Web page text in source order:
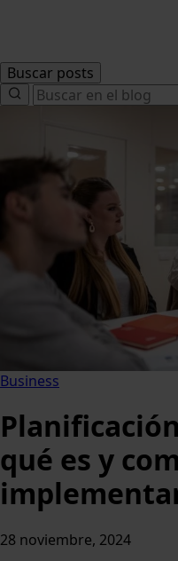
Buscar posts
Search
for:
Business
qué es y
28 noviembre, 2024